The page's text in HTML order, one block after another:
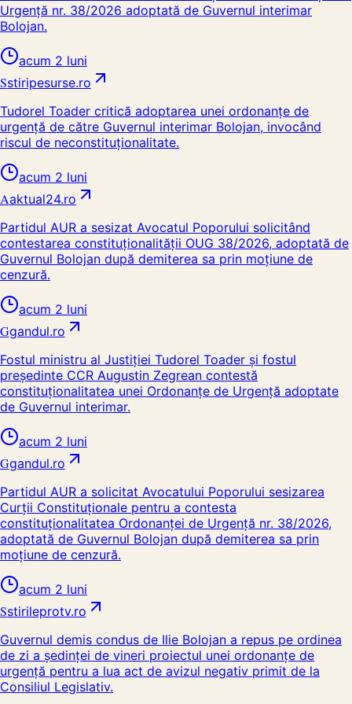
Urgență nr. 38/2026 adoptată de Guvernul interimar
Bolojan.
acum 2 luni
Sstiripesurse.ro
Tudorel Toader critică adoptarea unei ordonanțe de
urgență de către Guvernul interimar Bolojan, invocând
riscul de neconstituționalitate.
acum 2 luni
Aaktual24.ro
Partidul AUR a sesizat Avocatul Poporului solicitând
contestarea constituționalității OUG 38/2026, adoptată de
Guvernul Bolojan după demiterea sa prin moțiune de
cenzură.
acum 2 luni
Ggandul.ro
Fostul ministru al Justiției Tudorel Toader și fostul
președinte CCR Augustin Zegrean contestă
constituționalitatea unei Ordonanțe de Urgență adoptate
de Guvernul interimar.
acum 2 luni
Ggandul.ro
Partidul AUR a solicitat Avocatului Poporului sesizarea
Curții Constituționale pentru a contesta
constituționalitatea Ordonanței de Urgență nr. 38/2026,
adoptată de Guvernul Bolojan după demiterea sa prin
moțiune de cenzură.
acum 2 luni
Sstirileprotv.ro
Guvernul demis condus de Ilie Bolojan a repus pe ordinea
de zi a şedinţei de vineri proiectul unei ordonanţe de
urgenţă pentru a lua act de avizul negativ primit de la
Consiliul Legislativ.